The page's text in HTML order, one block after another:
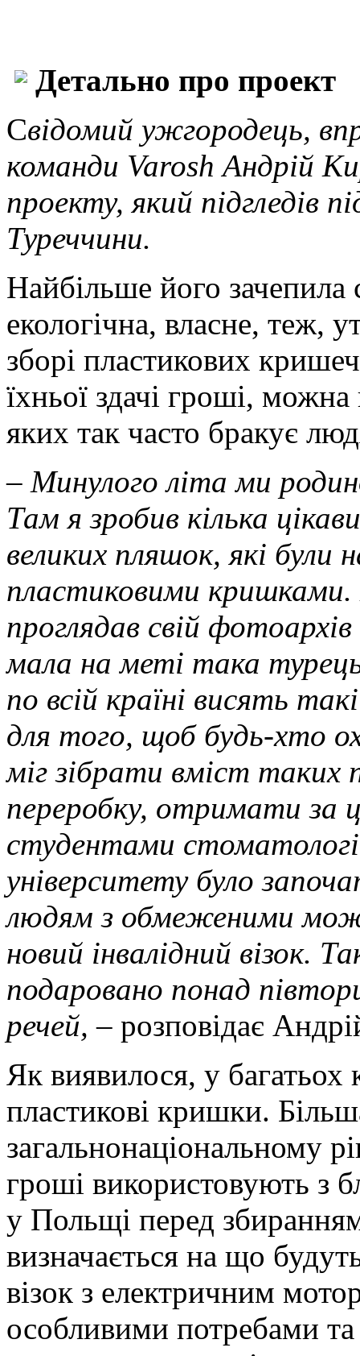
Детально про проект
Свідомий ужгородець,
команди Varosh Андрій
проекту, який підгледів
Туреччини.
Найбільше його зачепила
екологічна, власне, теж,
зборі пластикових
їхньої здачі гроші,
яких так часто бракує
– Минулого літа ми
Там я зробив кілька
великих пляшок, які були
пластиковими
проглядав свій
мала на меті така
по всій країні висять
для того, щоб будь-хто
міг зібрати вміст таких
переробку, отримати за
студентами
університету було
людям з обмеженими
новий інвалідний візок.
подаровано понад
речей, – розповідає
Як виявилося, у багатьох
пластикові кришки.
загальнонаціональному
гроші використовують з
у Польщі перед
визначається на що
візок з електричним
особливими потребами